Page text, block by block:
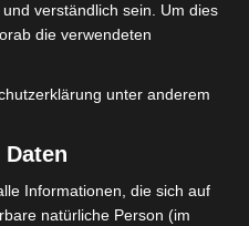
2'
Tor
M. Rouissi
55'
I. Meftah
verständlich sein. Um dies
die verwendeten
unter anderem
Informationen, die sich auf
natürliche Person (im